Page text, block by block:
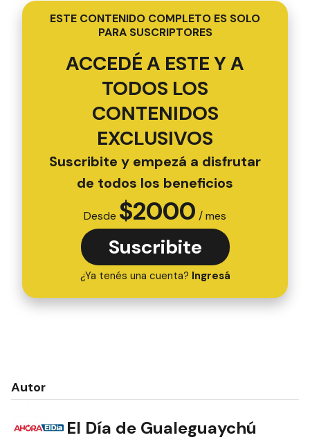
ESTE CONTENIDO COMPLETO ES SOLO
PARA SUSCRIPTORES
ACCEDÉ A ESTE Y A
TODOS LOS
CONTENIDOS
EXCLUSIVOS
Suscribite y empezá a disfrutar
de todos los beneficios
Desde $2000 / mes
Suscribite
¿Ya tenés una cuenta? Ingresá
Autor
El Día de Gualeguaychú